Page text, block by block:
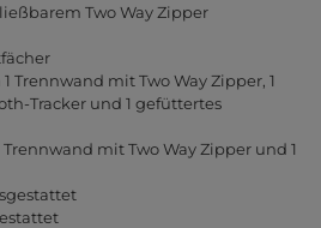
Two Way Zipper
Trennwand mit Two Way Zipper, 1
Tracker und 1 gefüttertes
mit Two Way Zipper und 1